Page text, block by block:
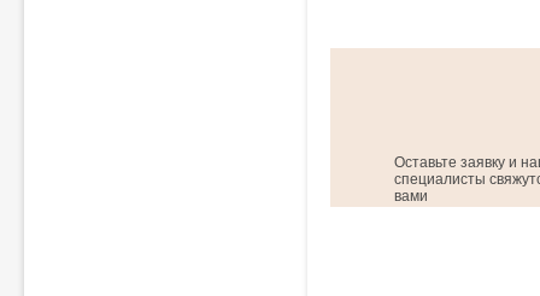
Оставьте заявку и
специалисты
вами